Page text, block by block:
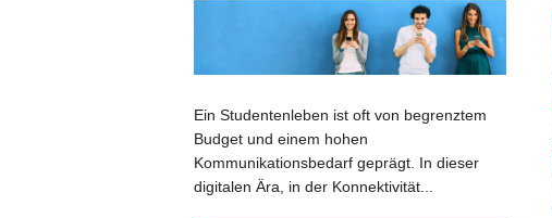
Ein Studentenleben ist oft von begrenztem
Budget und einem hohen
Kommunikationsbedarf geprägt. In dieser
digitalen Ära, in der Konnektivität...